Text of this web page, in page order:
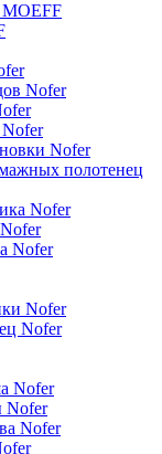
Nofer
Nofer
полотенец
Nofer
Nofer
Nofer
Nofer
Nofer
Nofer
Nofer